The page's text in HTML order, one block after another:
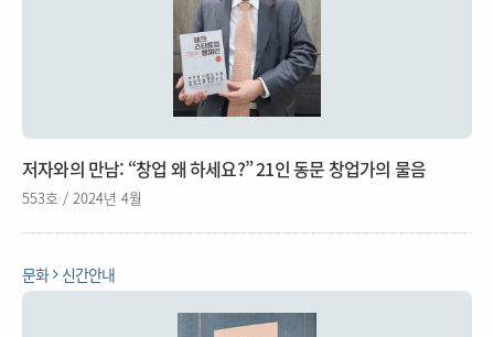
저자와의 만남: “창업 왜 하세요?” 21인 동문 창업가의 물음
553호 / 2024년 4월
문화 신간안내